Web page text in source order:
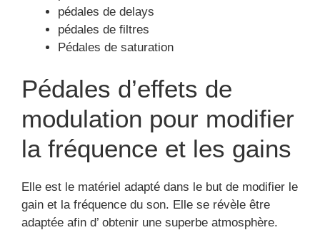
pédales de delays
pédales de filtres
Pédales de saturation
Pédales d’effets de
modulation pour modifier
la fréquence et les gains
Elle est le matériel adapté dans le but de modifier le
gain et la fréquence du son. Elle se révèle être
adaptée afin d’ obtenir une superbe atmosphère.